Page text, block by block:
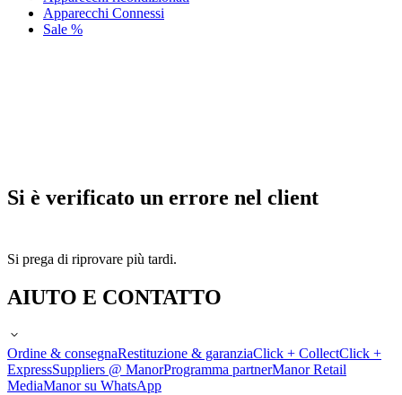
Apparecchi Connessi
Sale %
Si è verificato un errore nel client
Si prega di riprovare più tardi.
AIUTO E CONTATTO
Ordine & consegnaRestituzione & garanziaClick + CollectClick +
ExpressSuppliers @ ManorProgramma partnerManor Retail
MediaManor su WhatsApp